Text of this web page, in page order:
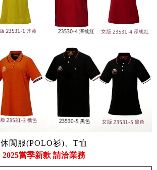
休閒服(POLO衫)、T恤
2025當季新款 請洽業務